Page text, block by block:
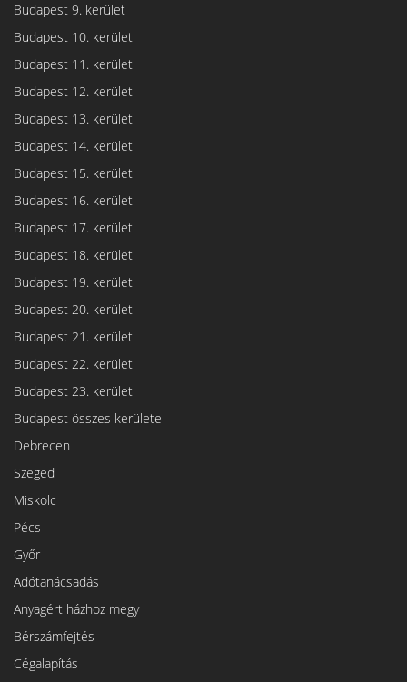
Budapest 9. kerület
Budapest 10. kerület
Budapest 11. kerület
Budapest 12. kerület
Budapest 13. kerület
Budapest 14. kerület
Budapest 15. kerület
Budapest 16. kerület
Budapest 17. kerület
Budapest 18. kerület
Budapest 19. kerület
Budapest 20. kerület
Budapest 21. kerület
Budapest 22. kerület
Budapest 23. kerület
Budapest összes kerülete
Debrecen
Szeged
Miskolc
Pécs
Győr
Adótanácsadás
Anyagért házhoz megy
Bérszámfejtés
Cégalapítás